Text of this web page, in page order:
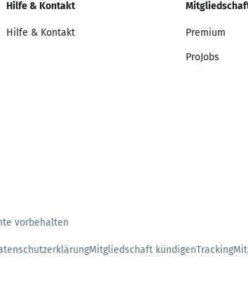
Hilfe & Kontakt
Hilfe & Kontakt Premium
ProJobs
vorbehalten
Mitgliedschaft kündigenTracking